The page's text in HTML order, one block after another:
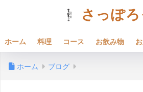
さっぽろ
ホーム 料理 コース お飲み物
ホーム ブログ